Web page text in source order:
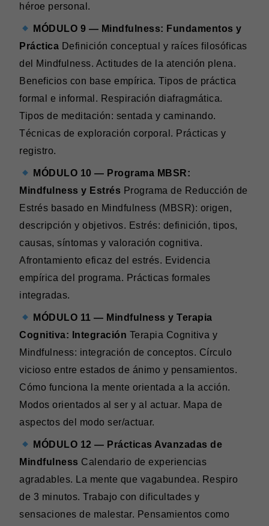
héroe personal.
MÓDULO 9 — Mindfulness: Fundamentos y
Práctica Definición conceptual y raíces filosóficas
del Mindfulness. Actitudes de la atención plena.
Beneficios con base empírica. Tipos de práctica
formal e informal. Respiración diafragmática.
Tipos de meditación: sentada y caminando.
Técnicas de exploración corporal. Prácticas y
registro.
MÓDULO 10 — Programa MBSR:
Mindfulness y Estrés Programa de Reducción de
Estrés basado en Mindfulness (MBSR): origen,
descripción y objetivos. Estrés: definición, tipos,
causas, síntomas y valoración cognitiva.
Afrontamiento eficaz del estrés. Evidencia
empírica del programa. Prácticas formales
integradas.
MÓDULO 11 — Mindfulness y Terapia
Cognitiva: Integración Terapia Cognitiva y
Mindfulness: integración de conceptos. Círculo
vicioso entre estados de ánimo y pensamientos.
Cómo funciona la mente orientada a la acción.
Modos orientados al ser y al actuar. Mapa de
aspectos del modo ser/actuar.
MÓDULO 12 — Prácticas Avanzadas de
Mindfulness Calendario de experiencias
agradables. La mente que vagabundea. Respiro
de 3 minutos. Trabajo con dificultades y
sensaciones de malestar. Pensamientos como